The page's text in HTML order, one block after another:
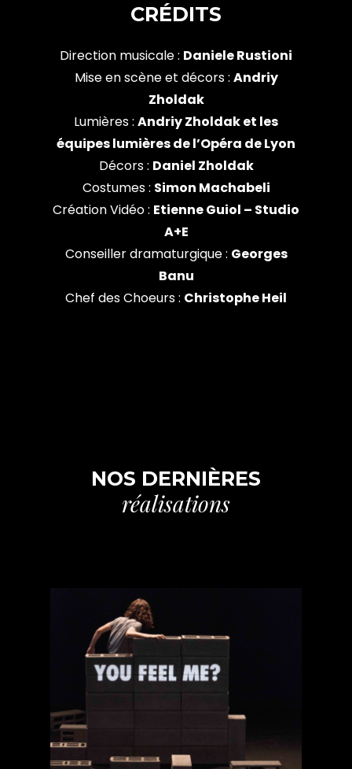
CRÉDITS
Direction musicale : Daniele Rustioni
Mise en scène et décors : Andriy
Zholdak
Lumières : Andriy Zholdak et les
équipes lumières de l’Opéra de Lyon
Décors : Daniel Zholdak
Costumes : Simon Machabeli
Création Vidéo : Etienne Guiol – Studio
A+E
Conseiller dramaturgique : Georges
Banu
Chef des Choeurs : Christophe Heil
NOS DERNIÈRES
réalisations
Mourn Baby